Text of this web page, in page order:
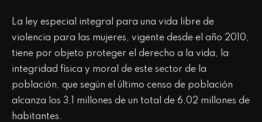
La ley especial integral para una vida libre de
violencia para las mujeres, vigente desde el año 2010,
tiene por objeto proteger el derecho a la vida, la
integridad física y moral de este sector de la
población, que según el último censo de población
alcanza los 3,1 millones de un total de 6,02 millones de
habitantes.